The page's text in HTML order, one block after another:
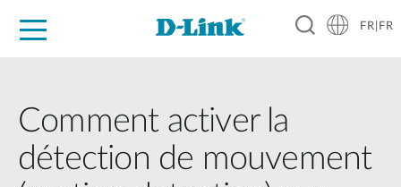
FR|FR
Comment activer la
détection de mouvement